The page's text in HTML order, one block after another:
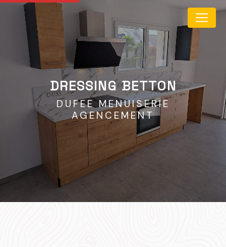
DRESSING BETTON
DUFEE MENUISERIE
AGENCEMENT
Panneau de gestion des cookies